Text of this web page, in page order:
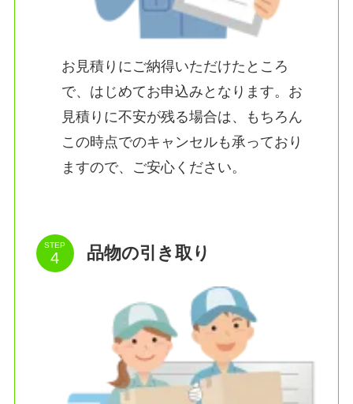
お見積りにご納得いただけたところ
で、はじめてお申込みとなります。お
見積りに不安が残る場合は、もちろん
この時点でのキャンセルも承っており
ますので、ご安心ください。
STEP 品物の引き取り